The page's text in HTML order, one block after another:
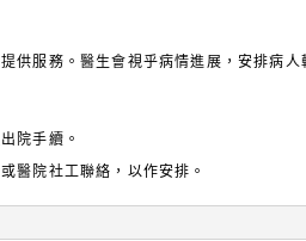
供服務。醫生會視乎病情進展，安排病人
院手續。
醫院社工聯絡，以作安排。